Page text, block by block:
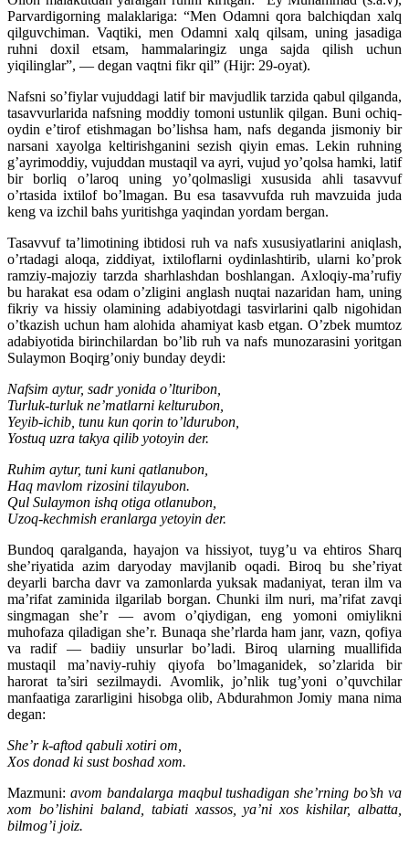
Parvardigorning malaklariga: “Men Odamni qora balchiqdan xalq
qilguvchiman. Vaqtiki, men Odamni xalq qilsam, uning jasadiga
ruhni doxil etsam, hammalaringiz unga sajda qilish uchun
yiqilinglar”, — degan vaqtni fikr qil” (Hijr: 29-oyat).
Nafsni so’fiylar vujuddagi latif bir mavjudlik tarzida qabul qilganda,
tasavvurlarida nafsning moddiy tomoni ustunlik qilgan. Buni ochiq-
oydin e’tirof etishmagan bo’lishsa ham, nafs deganda jismoniy bir
narsani xayolga keltirishganini sezish qiyin emas. Lekin ruhning
g’ayrimoddiy, vujuddan mustaqil va ayri, vujud yo’qolsa hamki, latif
bir borliq o’laroq uning yo’qolmasligi xususida ahli tasavvuf
o’rtasida ixtilof bo’lmagan. Bu esa tasavvufda ruh mavzuida juda
keng va izchil bahs yuritishga yaqindan yordam bergan.
Tasavvuf ta’limotining ibtidosi ruh va nafs xususiyatlarini aniqlash,
o’rtadagi aloqa, ziddiyat, ixtiloflarni oydinlashtirib, ularni ko’prok
ramziy-majoziy tarzda sharhlashdan boshlangan. Axloqiy-ma’rufiy
bu harakat esa odam o’zligini anglash nuqtai nazaridan ham, uning
fikriy va hissiy olamining adabiyotdagi tasvirlarini qalb nigohidan
o’tkazish uchun ham alohida ahamiyat kasb etgan. O’zbek mumtoz
adabiyotida birinchilardan bo’lib ruh va nafs munozarasini yoritgan
Sulaymon Boqirg’oniy bunday deydi:
Nafsim aytur, sadr yonida o’lturibon,
Turluk-turluk ne’matlarni kelturubon,
Yeyib-ichib, tunu kun qorin to’ldurubon,
Yostuq uzra takya qilib yotoyin der.
Ruhim aytur, tuni kuni qatlanubon,
Haq mavlom rizosini tilayubon.
Qul Sulaymon ishq otiga otlanubon,
Uzoq-kechmish eranlarga yetoyin der.
Bundoq qaralganda, hayajon va hissiyot, tuyg’u va ehtiros Sharq
she’riyatida azim daryoday mavjlanib oqadi. Biroq bu she’riyat
deyarli barcha davr va zamonlarda yuksak madaniyat, teran ilm va
ma’rifat zaminida ilgarilab borgan. Chunki ilm nuri, ma’rifat zavqi
singmagan she’r — avom o’qiydigan, eng yomoni omiylikni
muhofaza qiladigan she’r. Bunaqa she’rlarda ham janr, vazn, qofiya
va radif — badiiy unsurlar bo’ladi. Biroq ularning muallifida
mustaqil ma’naviy-ruhiy qiyofa bo’lmaganidek, so’zlarida bir
harorat ta’siri sezilmaydi. Avomlik, jo’nlik tug’yoni o’quvchilar
manfaatiga zararligini hisobga olib, Abdurahmon Jomiy mana nima
degan:
She’r k-aftod qabuli xotiri om,
Xos donad ki sust boshad xom.
Mazmuni: avom bandalarga maqbul tushadigan she’rning bo’sh va
xom bo’lishini baland, tabiati xassos, ya’ni xos kishilar, albatta,
bilmog’i joiz.